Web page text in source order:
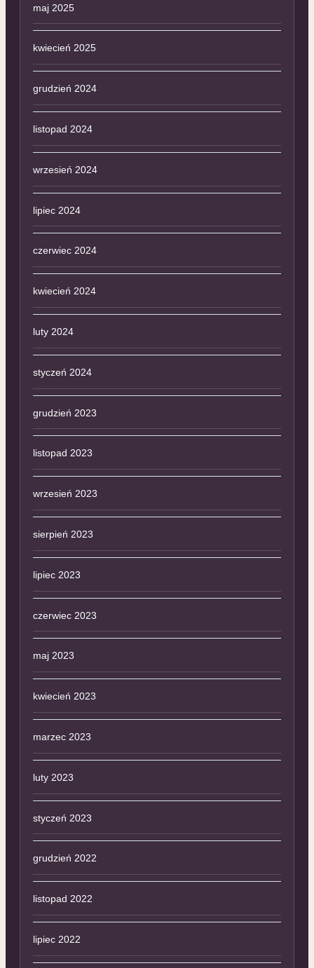
maj 2025
kwiecień 2025
grudzień 2024
listopad 2024
wrzesień 2024
lipiec 2024
czerwiec 2024
kwiecień 2024
luty 2024
styczeń 2024
grudzień 2023
listopad 2023
wrzesień 2023
sierpień 2023
lipiec 2023
czerwiec 2023
maj 2023
kwiecień 2023
marzec 2023
luty 2023
styczeń 2023
grudzień 2022
listopad 2022
lipiec 2022